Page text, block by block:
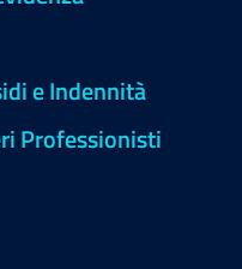
e Indennità
Professionisti